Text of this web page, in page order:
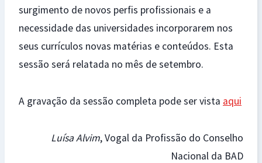
surgimento de novos perfis profissionais e a
necessidade das universidades incorporarem nos
seus currículos novas matérias e conteúdos. Esta
sessão será relatada no mês de setembro.
A gravação da sessão completa pode ser vista aqui
Luísa Alvim, Vogal da Profissão do Conselho
Nacional da BAD